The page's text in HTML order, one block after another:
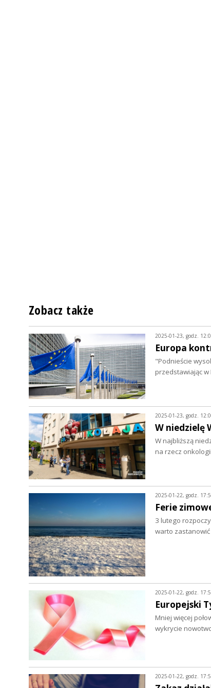
Zobacz także
2025-01-23, godz.
Europa
"Podnieście
przedstawiając
2025-01-23, godz.
W niedzielę
W najbliższą
na rzecz
2025-01-22, godz.
Ferie
3 lutego
warto
2025-01-22, godz.
Europejski
Mniej więcej
wykrycie
2025-01-22, godz.